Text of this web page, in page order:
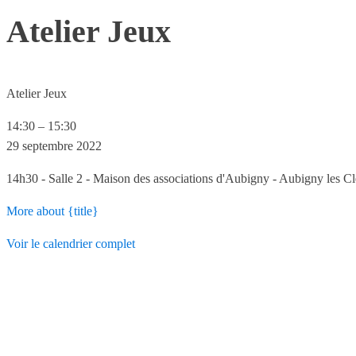
Atelier Jeux
Atelier Jeux
14:30 – 15:30
29 septembre 2022
14h30 - Salle 2 - Maison des associations d'Aubigny - Aubigny les
More about {title}
Voir le calendrier complet